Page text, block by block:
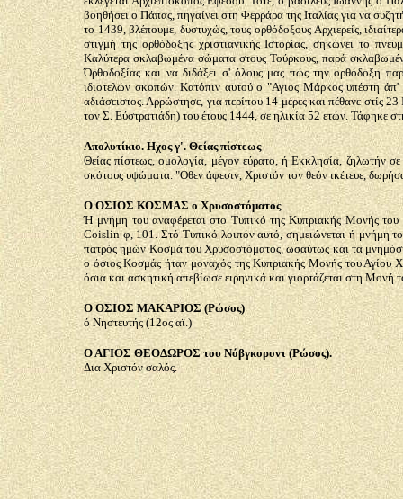
βοηθήσει ο Πάπας, πηγαίνει στη Φερράρα της Ιταλίας για να
το 1439, βλέπουμε, δυστυχώς, τους ορθόδοξους Αρχιερείς,
στιγμή της ορθόδοξης χριστιανικής Ιστορίας, σηκώνει το
Καλύτερα σκλαβωμένα σώματα στους Τούρκους, παρά
Όρθοδοξίας και να διδάξει σ' όλους μας πώς την ορθόδοξη
ιδιοτελών σκοπών. Κατόπιν αυτού ο "Αγιος Μάρκος υπέστη άπ'
αδιάσειστος. Αρρώστησε, για περίπου 14 μέρες και πέθανε στίς
τον Σ. Εύστρατιάδη) του έτους 1444, σε ηλικία 52 ετών.
Απολυτίκιο. Ηχος γ'. Θείας πίστεως
Θείας πίστεως, ομολογία, μέγον εύρατο, ή Εκκλησία, ζηλωτήν
σκότους υψώματα. "Οθεν άφεσιν, Χριστόν τον θεόν ικέτευε,
Ο ΟΣΙΟΣ ΚΟΣΜΑΣ ο Χρυσοστόματος
Ή μνήμη του αναφέρεται στο Τυπικό της Κυπριακής Μονής
Coislin φ, 101. Στό Τυπικό λοιπόν αυτό, σημειώνεται ή μνήμη
πατρός ημών Κοσμά του Χρυσοστόματος, ωσαύτως και τα
ο όσιος Κοσμάς ήταν μοναχός της Κυπριακής Μονής του Αγίου
όσια και ασκητική απεβίωσε ειρηνικά και γιορτάζεται στη Μονή
Ο ΟΣΙΟΣ ΜΑΚΑΡΙΟΣ (Ρώσος)
ό Νηστευτής (12ος αϊ.)
Ο ΑΓΙΟΣ ΘΕΟΔΩΡΟΣ του Νόβγκοροντ (Ρώσος).
Δια Χριστόν σαλός.